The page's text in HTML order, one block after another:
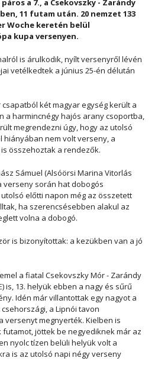
a 7., a Csekovszky - Zarándy
11 futam után. 20 nemzet 133
Woche keretén belül
kupa versenyen.
is árulkodik, nyílt versenyről lévén
vetélkedtek a június 25-én délután
két magyar egység került a
a harmincnégy hajós arany csoportba,
megrendezni úgy, hogy az utolsó
nem volt verseny, a
összehoztak a rendezők.
Sámuel (Alsóörsi Marina Vitorlás
verseny során hat dobogós
előtti napon még az összetett
ha szerencsésebben alakul az
volna a dobogó.
is bizonyítottak: a kezükben van a jó
a fiatal Csekovszky Mór - Zarándy
is, 13. helyük ebben a nagy és sűrű
Idén már villantottak egy nagyot a
a Lipnói tavon
versenyt megnyerték. Kielben is
jöttek be negyediknek már az
nyolc tízen belüli helyük volt a
is az utolsó napi négy verseny